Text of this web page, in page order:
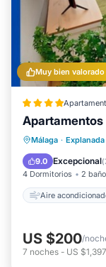
Muy bien valorado
Apartamentos
Málaga ·
9.0 Excepcional(
4 Dormitorios 2
Aire
Aire
Apto
US $200/
7 noches - US $1,397